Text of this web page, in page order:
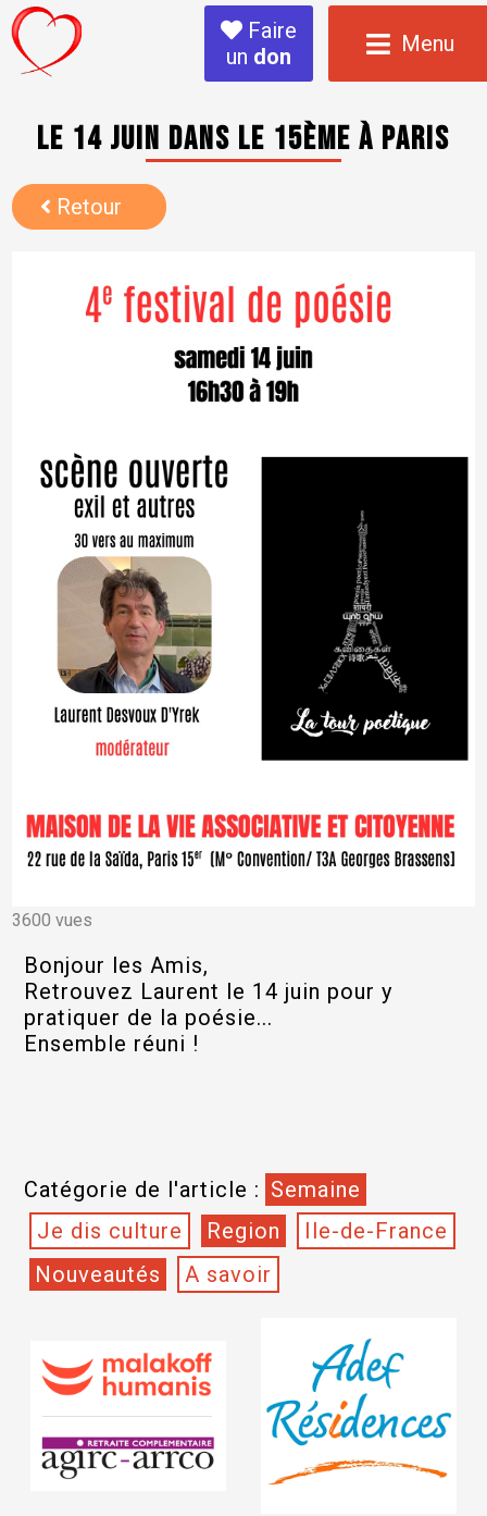
Faire
un don Menu
Le 14 juin dans le 15ème à Paris
Retour
3600 vues
Bonjour les Amis,
Retrouvez Laurent le 14 juin pour y
pratiquer de la poésie...
Ensemble réuni !
Catégorie de l'article : Semaine
Je dis culture
Region
Ile-de-France
Nouveautés
A savoir